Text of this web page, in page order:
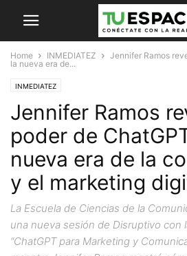
Home INMEDIATEZ
Jennifer Ramos
la nueva era de...
INMEDIATEZ
Jennifer Ramos
poder de
nueva era de la
y el marketing
La Escuela de Ciencias de la
una nueva sesión de Disruptivo con
“ChatGPT para Marketing y